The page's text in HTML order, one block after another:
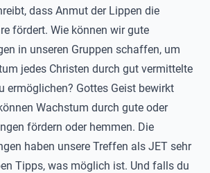
dass Anmut der Lippen die
fördert. Wie können wir gute
in unseren Gruppen schaffen, um
jedes Christen durch gut vermittelte
ermöglichen? Gottes Geist bewirkt
Wachstum durch gute oder
fördern oder hemmen. Die
haben unsere Treffen als JET sehr
Tipps, was möglich ist. Und falls du